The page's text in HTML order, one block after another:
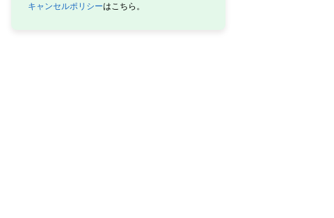
キャンセルポリシーはこちら。